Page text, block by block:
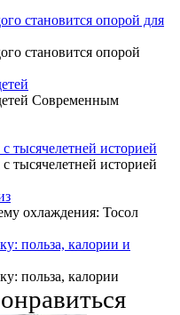
становится опорой для
становится опорой
Современным
тысячелетней историей
тысячелетней историей
охлаждения: Тосол
польза, калории и
польза, калории